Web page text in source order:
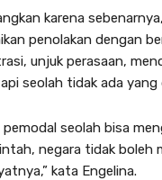
karena
penolakan dengan
unjuk perasaan,
seolah tidak ada yang
seolah bisa
negara tidak boleh
kata Engelina.